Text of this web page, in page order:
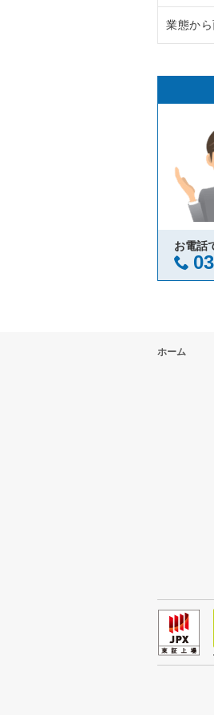
渋谷
新宿
葛飾
中央区
江東
千代
港区
板橋
台東
練馬
豊島
文京
杉並
墨田区
品川
東京
東京
東京
東京
東京
東京
東京
東京
東京
東京
東京
東京
東京
東京
東京
業態か
西日
西日
西日暮
西日
西日
お電話
ホーム